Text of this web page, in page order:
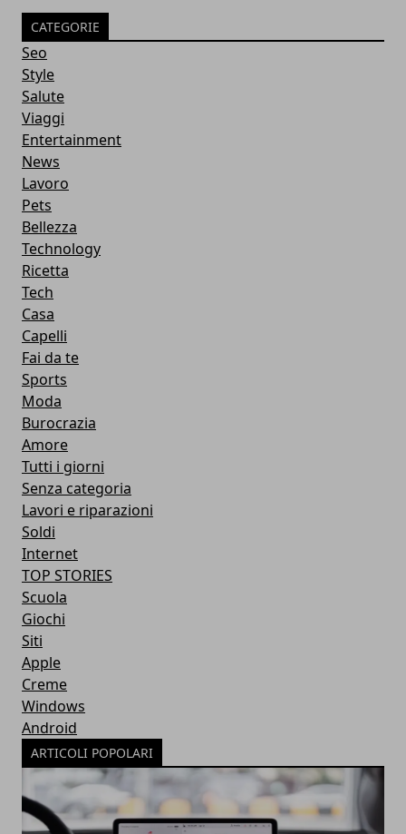
CATEGORIE
Seo
Style
Salute
Viaggi
Entertainment
News
Lavoro
Pets
Bellezza
Technology
Ricetta
Tech
Casa
Capelli
Fai da te
Sports
Moda
Burocrazia
Amore
Tutti i giorni
Senza categoria
Lavori e riparazioni
Soldi
Internet
TOP STORIES
Scuola
Giochi
Siti
Apple
Creme
Windows
Android
ARTICOLI POPOLARI